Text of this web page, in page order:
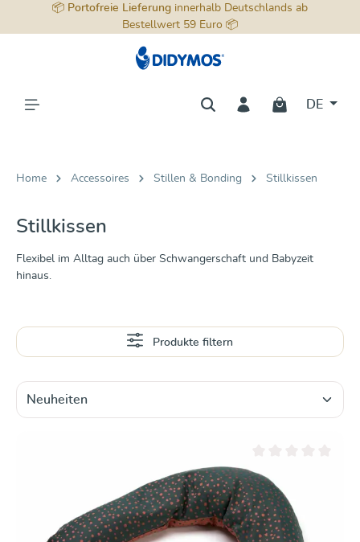
springen
📦 Portofreie Lieferung innerhalb Deutschlands ab
Bestellwert 59 Euro 📦
DE
Home Accessoires Stillen & Bonding Stillkissen
Stillkissen
Flexibel im Alltag auch über Schwangerschaft und Babyzeit
hinaus.
Produkte filtern
Durchschnittliche